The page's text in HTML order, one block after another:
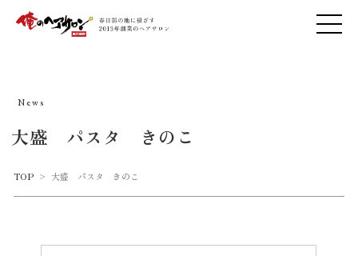
News
大盛 パスタ きのこ
TOP > 大盛 パスタ きのこ